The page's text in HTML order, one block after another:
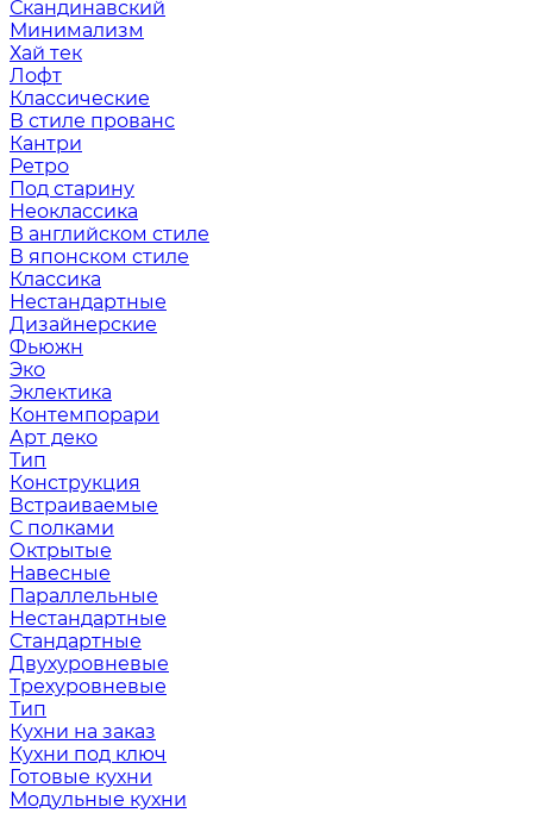
Скандинавский
Минимализм
Хай тек
Лофт
Классические
В стиле прованс
Кантри
Ретро
Под старину
Неоклассика
В английском стиле
В японском стиле
Классика
Нестандартные
Дизайнерские
Фьюжн
Эко
Эклектика
Контемпорари
Арт деко
Тип
Конструкция
Встраиваемые
С полками
Октрытые
Навесные
Параллельные
Нестандартные
Стандартные
Двухуровневые
Трехуровневые
Тип
Кухни на заказ
Кухни под ключ
Готовые кухни
Модульные кухни